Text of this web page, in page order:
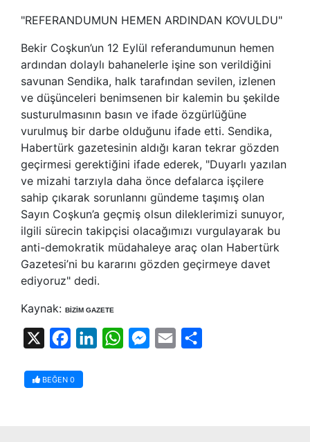
"REFERANDUMUN HEMEN ARDINDAN KOVULDU"
Bekir Coşkun’un 12 Eylül referandumunun hemen
ardından dolaylı bahanelerle işine son verildiğini
savunan Sendika, halk tarafından sevilen, izlenen
ve düşünceleri benimsenen bir kalemin bu şekilde
susturulmasının basın ve ifade özgürlüğüne
vurulmuş bir darbe olduğunu ifade etti. Sendika,
Habertürk gazetesinin aldığı karan tekrar gözden
geçirmesi gerektiğini ifade ederek, "Duyarlı yazılan
ve mizahi tarzıyla daha önce defalarca işçilere
sahip çıkarak sorunlannı gündeme taşımış olan
Sayın Coşkun’a geçmiş olsun dileklerimizi sunuyor,
ilgili sürecin takipçisi olacağımızı vurgulayarak bu
anti-demokratik müdahaleye araç olan Habertürk
Gazetesi’ni bu kararını gözden geçirmeye davet
ediyoruz" dedi.
Kaynak: BİZİM GAZETE
FacebookLinkedInWhatsAppMessenger
Email
BEĞEN 0